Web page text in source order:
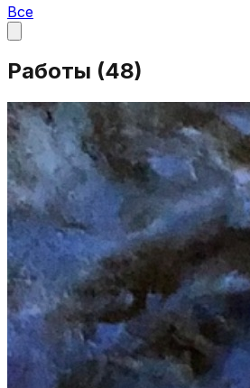
Все
Работы (48)